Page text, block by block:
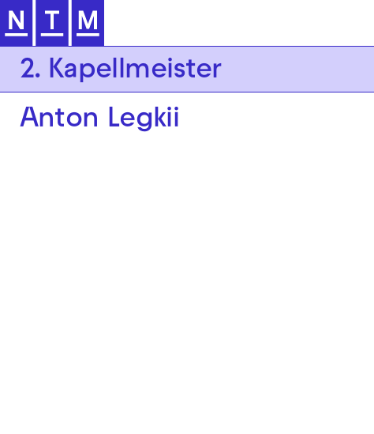
Zur Hauptnavigation springen
2. Kapellmeister
Anton Legkii